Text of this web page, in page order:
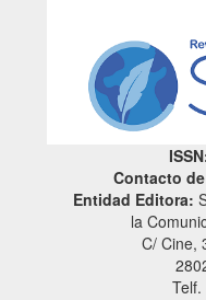
Contacto
Entidad Editora:
la
C/ Cine,
Telf.